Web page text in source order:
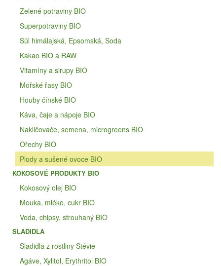
Zelené potraviny BIO
Superpotraviny BIO
Sůl himálajská, Epsomská, Soda
Kakao BIO a RAW
Vitamíny a sirupy BIO
Mořské řasy BIO
Houby čínské BIO
Káva, čaje a nápoje BIO
Nakličovače, semena, microgreens BIO
Ořechy BIO
Plody a sušené ovoce BIO
KOKOSOVÉ PRODUKTY BIO
Kokosový olej BIO
Mouka, mléko, cukr BIO
Voda, chipsy, strouhaný BIO
SLADIDLA
Sladidla z rostliny Stévie
Agáve, Xylitol, Erythritol BIO